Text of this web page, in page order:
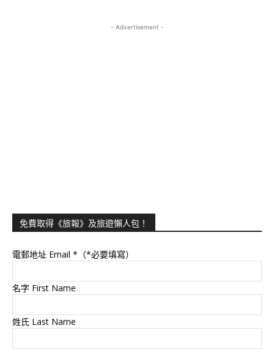
- Advertisement -
免費取得《旅報》及旅遊懶人包！
電郵地址 Email *（*必要填寫）
名字 First Name
姓氏 Last Name